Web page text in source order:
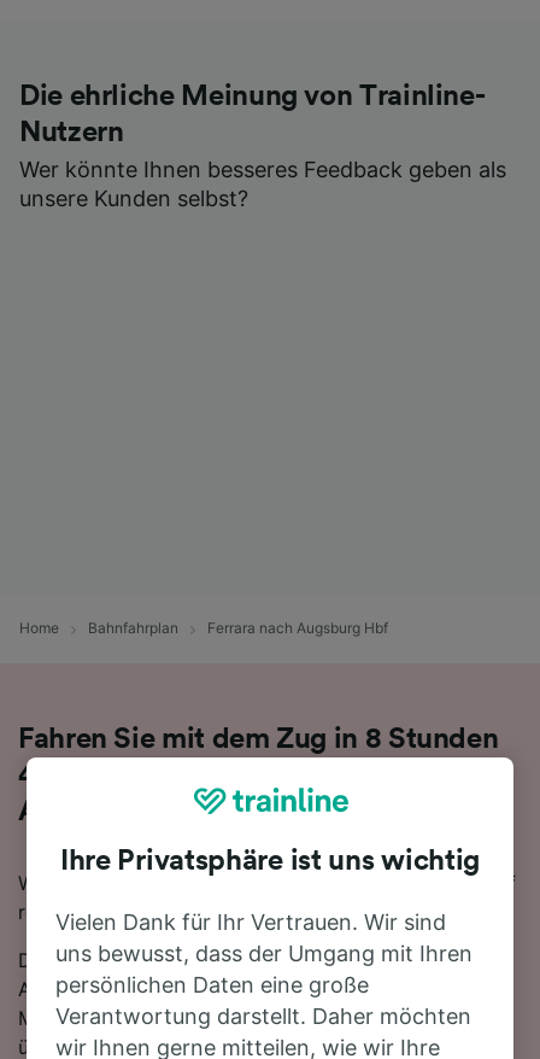
Die ehrliche Meinung von Trainline-
Nutzern
Wer könnte Ihnen besseres Feedback geben als
unsere Kunden selbst?
Home Bahnfahrplan Ferrara nach Augsburg Hbf
Fahren Sie mit dem Zug in 8 Stunden
46 Minuten von Ferrara nach
Augsburg Hbf
Wenn Sie mit dem Zug von Ferrara nach Augsburg Hbf
reisen möchten, sind Sie hier genau richtig.
Die schnellste Reisezeit für die Fahrt von Ferrara nach
Augsburg Hbf mit dem Zug beträgt 8 Stunden 46
Minuten. In der Regel fahren auf dieser Route, die sich
über 395 km erstreckt, etwa 12 Züge am Tag. Sie
Ihre Privatsphäre ist uns wichtig
Vielen Dank für Ihr Vertrauen. Wir sind
uns bewusst, dass der Umgang mit Ihren
persönlichen Daten eine große
Verantwortung darstellt. Daher möchten
wir Ihnen gerne mitteilen, wie wir Ihre